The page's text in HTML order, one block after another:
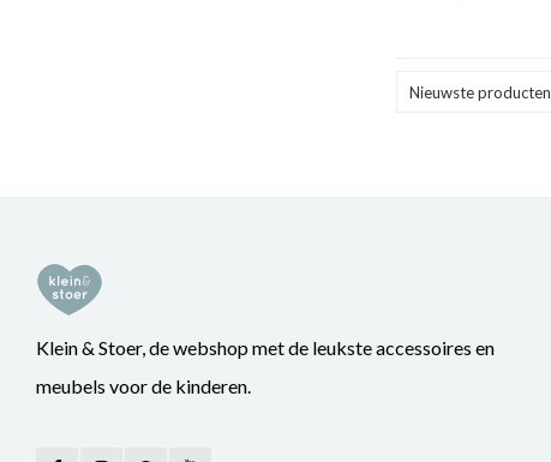
Nieuwste producten
Klein & Stoer, de webshop met de leukste accessoires en
meubels voor de kinderen.